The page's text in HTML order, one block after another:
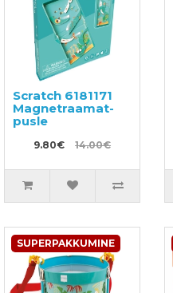
Scratch 6181171
Magnetraamat-
pusle
9.80€ 14.00€
SUPERPAKKUMINE